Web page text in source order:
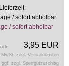
Lieferzeit:
/ sofort abholbar
3,95 EUR
MwSt. zzgl. Versandkosten
ggf. zzgl. Sperrgutzuschlag